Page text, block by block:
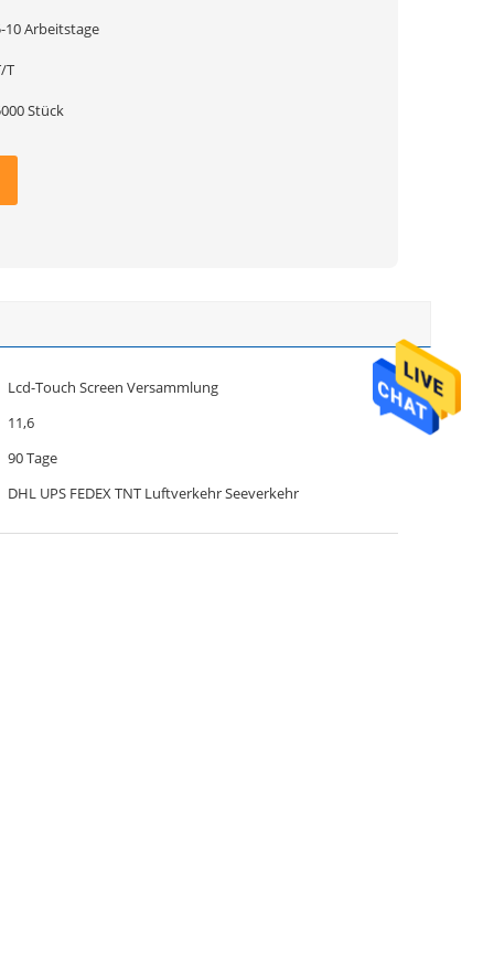
10 Arbeitstage
T
Stück
Lcd-Touch Screen Versammlung
11,6
90 Tage
DHL UPS FEDEX TNT Luftverkehr Seeverkehr